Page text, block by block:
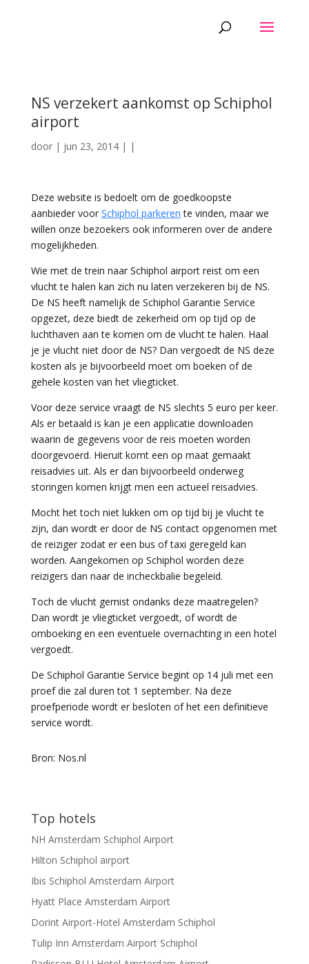
NS verzekert aankomst op Schiphol
airport
door | jun 23, 2014| |
Deze website is bedoelt om de goedkoopste
aanbieder voor Schiphol parkeren te vinden, maar we
willen onze bezoekers ook informeren over de andere
mogelijkheden.
Wie met de trein naar Schiphol airport reist om een
vlucht te halen kan zich nu laten verzekeren bij de NS.
De NS heeft namelijk de Schiphol Garantie Service
opgezet, deze biedt de zekerheid om op tijd op de
luchthaven aan te komen om de vlucht te halen. Haal
je je vlucht niet door de NS? Dan vergoedt de NS deze
kosten als je bijvoorbeeld moet om boeken of de
gehele kosten van het vliegticket.
Voor deze service vraagt de NS slechts 5 euro per keer.
Als er betaald is kan je een applicatie downloaden
waarin de gegevens voor de reis moeten worden
doorgevoerd. Hieruit komt een op maat gemaakt
reisadvies uit. Als er dan bijvoorbeeld onderweg
storingen komen krijgt men een actueel reisadvies.
Mocht het toch niet lukken om op tijd bij je vlucht te
zijn, dan wordt er door de NS contact opgenomen met
de reiziger zodat er een bus of taxi geregeld kan
worden. Aangekomen op Schiphol worden deze
reizigers dan naar de incheckbalie begeleid.
Toch de vlucht gemist ondanks deze maatregelen?
Dan wordt je vliegticket vergoedt, of wordt de
omboeking en een eventuele overnachting in een hotel
vergoedt.
De Schiphol Garantie Service begint op 14 juli met een
proef die zal duren tot 1 september. Na deze
proefperiode wordt er besloten of het een definitieve
service wordt.
Bron: Nos.nl
Top hotels
NH Amsterdam Schiphol Airport
Hilton Schiphol airport
Ibis Schiphol Amsterdam Airport
Hyatt Place Amsterdam Airport
Dorint Airport-Hotel Amsterdam Schiphol
Tulip Inn Amsterdam Airport Schiphol